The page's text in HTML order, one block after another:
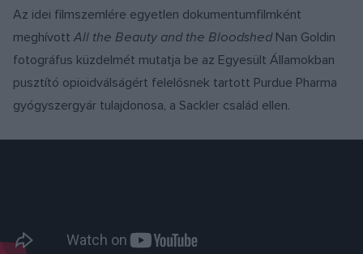
Az idei filmszemlére egyetlen dokumentumfilmként
meghívottAll the Beauty and the BloodshedNan Goldin
fotográfus küzdelmét mutatja be az Egyesült Államokban
pusztító opioidválságért felelősnek tartott Purdue Pharma
gyógyszergyár tulajdonosa, a Sackler család ellen.